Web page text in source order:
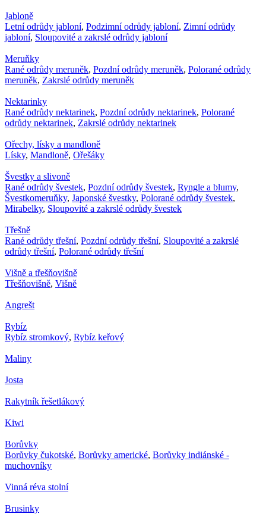
Jabloně
Letní odrůdy jabloní, Podzimní odrůdy jabloní, Zimní odrůdy
jabloní, Sloupovité a zakrslé odrůdy jabloní
Meruňky
Rané odrůdy meruněk, Pozdní odrůdy meruněk, Polorané odrůdy
meruněk, Zakrslé odrůdy meruněk
Nektarinky
Rané odrůdy nektarinek, Pozdní odrůdy nektarinek, Polorané
odrůdy nektarinek, Zakrslé odrůdy nektarinek
Ořechy, lísky a mandloně
Lísky, Mandloně, Ořešáky
Švestky a slivoně
Rané odrůdy švestek, Pozdní odrůdy švestek, Ryngle a blumy,
Švestkomeruňky, Japonské švestky, Polorané odrůdy švestek,
Mirabelky, Sloupovité a zakrslé odrůdy švestek
Třešně
Rané odrůdy třešní, Pozdní odrůdy třešní, Sloupovité a zakrslé
odrůdy třešní, Polorané odrůdy třešní
Višně a třešňovišně
Třešňovišně, Višně
Angrešt
Rybíz
Rybíz stromkový, Rybíz keřový
Maliny
Josta
Rakytník řešetlákový
Kiwi
Borůvky
Borůvky čukotské, Borůvky americké, Borůvky indiánské -
muchovníky
Vinná réva stolní
Brusinky